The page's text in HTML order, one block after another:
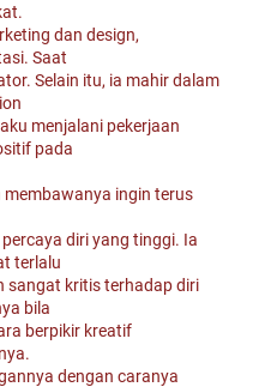
dan design,
Saat
Selain itu, ia mahir dalam
menjalani pekerjaan
pada
membawanya ingin terus
diri yang tinggi. Ia
terlalu
sangat kritis terhadap diri
bila
berpikir kreatif
dengan caranya